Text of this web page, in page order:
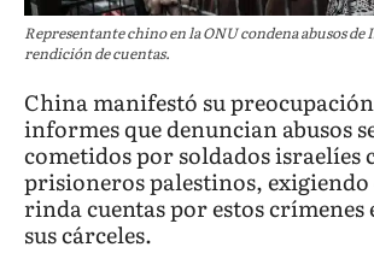
Representante chino en la ONU condena abusos de
rendición de cuentas.
China manifestó su
informes que denuncian abusos
cometidos por soldados israelíes
prisioneros palestinos, exigiendo
rinda cuentas por estos crímenes
sus cárceles.